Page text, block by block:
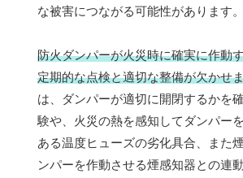
な被害につながる可能性があります。
防火ダンパーが火災時に確実に作動
定期的な点検と適切な整備が欠かせ
は、ダンパーが適切に開閉するかを
験や、火災の熱を感知してダンパー
ある温度ヒューズの劣化具合、また
ンパーを作動させる煙感知器との連